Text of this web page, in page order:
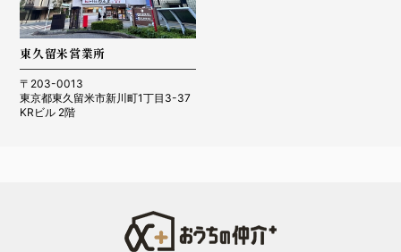
東久留米営業所
〒203-0013
東京都東久留米市新川町1丁目3-37
KRビル 2階